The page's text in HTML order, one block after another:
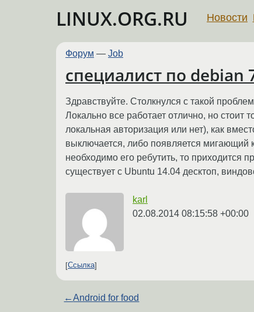
LINUX.ORG.RU Новости
Форум — Job
специалист по debian
Здравствуйте. Столкнулся с такой
Локально все работает отлично, но стоит
локальная авторизация или нет), как
выключается, либо появляется мигающий
необходимо его ребутить, то приходится
существует с Ubuntu 14.04 десктоп,
karl
02.08.2014 08:15:58 +00:00
Ссылка
←Android for food